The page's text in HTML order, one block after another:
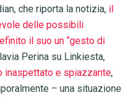
che riporta la notizia, il
delle possibili
il suo un “gesto di
Perina su Linkiesta,
inaspettato e spiazzante,
– una situazione